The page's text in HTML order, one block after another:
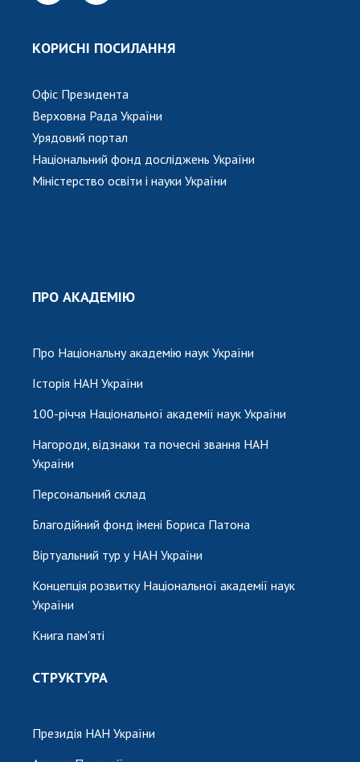
Відкрита наука в НАН України
Робота з молоддю
МІЖНАРОДНЕ СПІВРОБІТНИЦТВО
Членство в міжнародних організаціях
Міжнародні угоди
Міжнародні програми та конкурси
Вибори до складу НАН України
НОВИНИ
ЗАСІДАННЯ ПРЕЗИДІЇ НАН УКРАЇНИ
МЕДІА ПРО НАС
АКАДЕМІЯ КОМЕНТУЄ
КОНТАКТИ
ПРОФСПІЛКА НАН УКРАЇНИ
КАБІНЕТ
КОРИСНІ ПОСИЛАННЯ
Офіс Президента
Верховна Рада України
Урядовий портал
Національний фонд досліджень України
Міністерство освіти і науки України
ПРО АКАДЕМІЮ
Про Національну академію наук України
Історія НАН України
100-річчя Національної академії наук України
Нагороди, відзнаки та почесні звання НАН
України
Персональний склад
Благодійний фонд імені Бориса Патона
Віртуальний тур у НАН України
Концепція розвитку Національної академії наук
України
Книга пам'яті
СТРУКТУРА
Президія НАН України